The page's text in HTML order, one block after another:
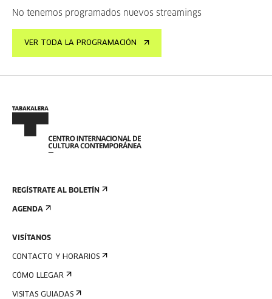
No tenemos programados nuevos streamings
VER TODA LA PROGRAMACIÓN
REGÍSTRATE AL BOLETÍN
AGENDA
VISÍTANOS
CONTACTO Y HORARIOS
CÓMO LLEGAR
VISITAS GUIADAS